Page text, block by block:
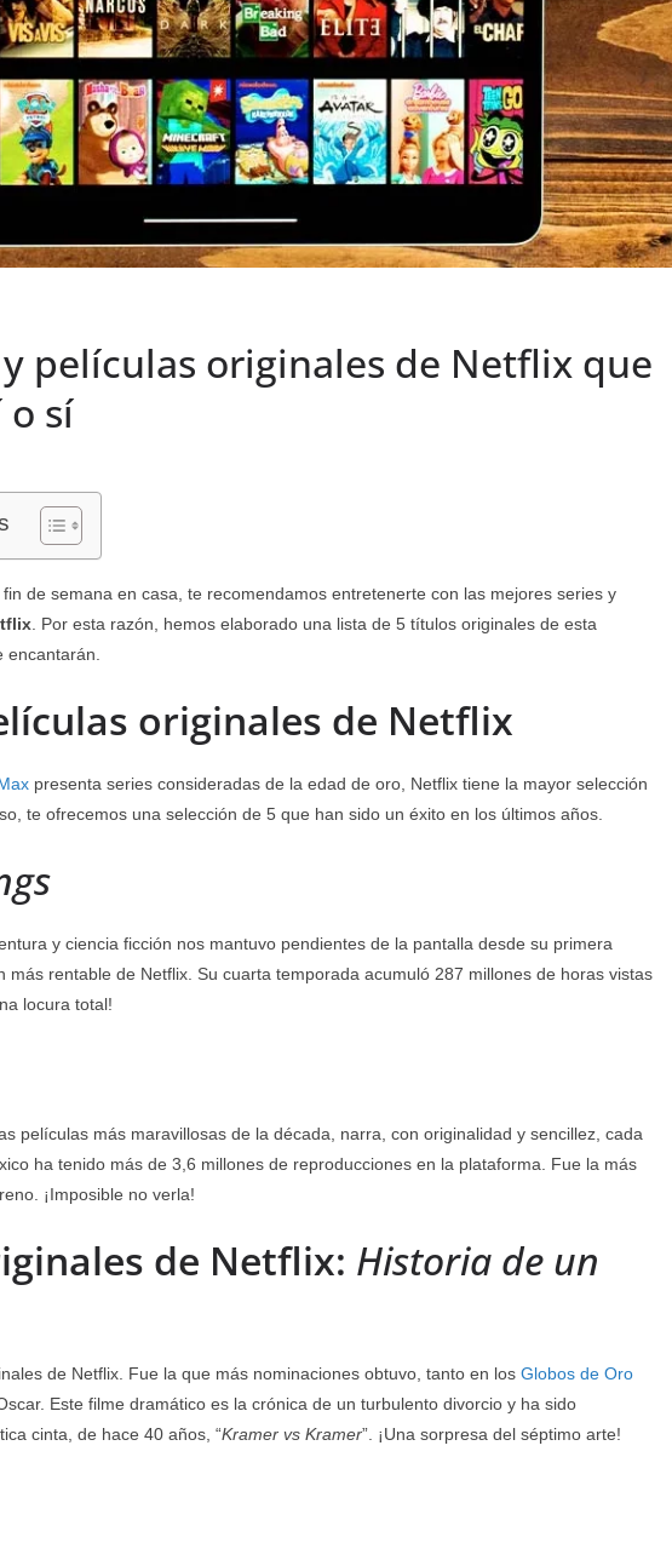
y películas originales de Netflix que
o sí
de semana en casa, te recomendamos entretenerte con las mejores series y
Por esta razón, hemos elaborado una lista de 5 títulos originales de esta
originales de Netflix
presenta series consideradas de la edad de oro, Netflix tiene la mayor selección
te ofrecemos una selección de 5 que han sido un éxito en los últimos años.
y ciencia ficción nos mantuvo pendientes de la pantalla desde su primera
más rentable de Netflix. Su cuarta temporada acumuló 287 millones de horas vistas
locura total!
películas más maravillosas de la década, narra, con originalidad y sencillez, cada
ha tenido más de 3,6 millones de reproducciones en la plataforma. Fue la más
¡Imposible no verla!
de Netflix: Historia de un
de Netflix. Fue la que más nominaciones obtuvo, tanto en los Globos de Oro
Este filme dramático es la crónica de un turbulento divorcio y ha sido
cinta, de hace 40 años, “Kramer vs Kramer”. ¡Una sorpresa del séptimo arte!